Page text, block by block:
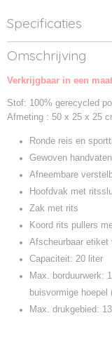
Specificaties
Productcode
BG284-1
Productcode
Omschrijving
Verkrijgbaar in een maat
Stof: 100% gerecycled
Afmeting : 50 x 25 x 25
Ronde reis en
Gewoven handvaten
Afneembare
Hoofdvak met
Zak met rits
Koord rits pullers
Afscheurbaar etiket
Capaciteit: 20 liter
Max. borduurwerk:
buisvormige hoepel
Max. drukgebied: